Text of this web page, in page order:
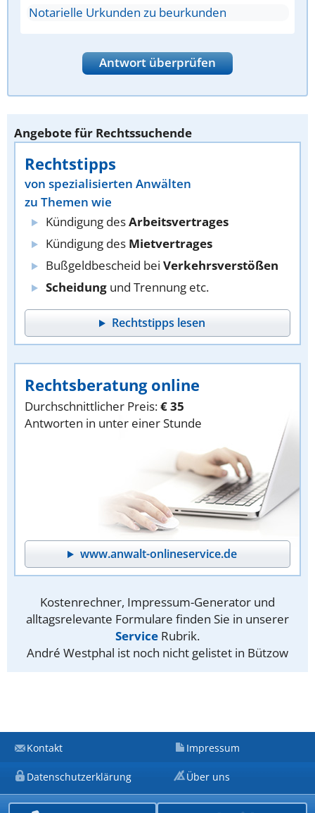
Notarielle Urkunden zu beurkunden
Antwort überprüfen
Angebote für Rechtssuchende
Rechtstipps
von spezialisierten Anwälten
zu Themen wie
Kündigung desArbeitsvertrages
Kündigung des Mietvertrages
Bußgeldbescheid bei Verkehrsverstößen
Scheidung und Trennung etc.
Rechtstipps lesen
Rechtsberatung online
Durchschnittlicher Preis:€ 35
Antworten in unter einer Stunde
www.anwalt-onlineservice.de
Kostenrechner, Impressum-Generator und
alltagsrelevante Formulare finden Sie in unserer
Service Rubrik.
André Westphal ist noch nicht gelistet in Bützow
Kontakt Impressum
Datenschutzerklärung Über uns